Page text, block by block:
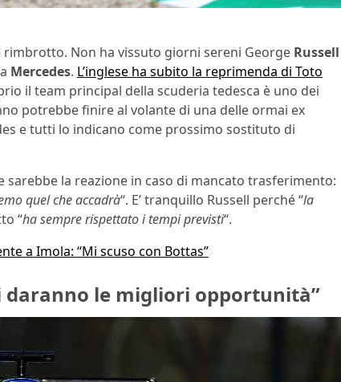
Non ha vissuto giorni sereni George Russell
Mercedes. L’inglese ha subito la reprimenda di Toto
il team principal della scuderia tedesca è uno dei
potrebbe finire al volante di una delle ormai ex
e tutti lo indicano come prossimo sostituto di
sarebbe la reazione in caso di mancato trasferimento:
quel che accadrà“. E’ tranquillo Russell perché “la
“ha sempre rispettato i tempi previsti“.
a Imola: “Mi scuso con Bottas”
daranno le migliori opportunità”